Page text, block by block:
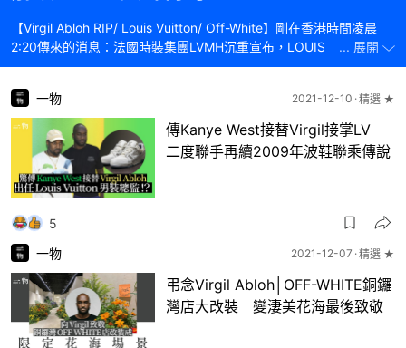
【Virgil Abloh RIP/ Louis Vuitton/ Off-White】剛在香港時間凌晨
2:20傳來的消息：法國時裝集團LVMH沉重宣布，LOUIS VUITTON
男裝創意總監及OFF-WHITE創立人Virgil Abloh因為癌病與世長辭，
... 展開
一物 2021-12-10 精選 ★
傳Kanye West接替Virgil接掌LV
二度聯手再續2009年波鞋聯乘傳說
5
一物
2021-12-07 精選 ★
弔念Virgil Abloh│OFF-WHITE銅鑼
灣店大改裝 變淒美花海最後致敬